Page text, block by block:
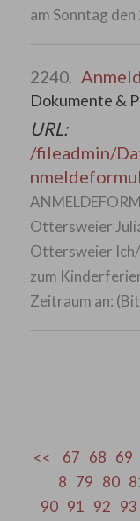
am Sonntag
2240.
Dokumente &
URL:
/fileadmin/
Ottersweier
Ottersweier
zum
Zeitraum an:
67 68 69
8 79 80
90 91 92 93